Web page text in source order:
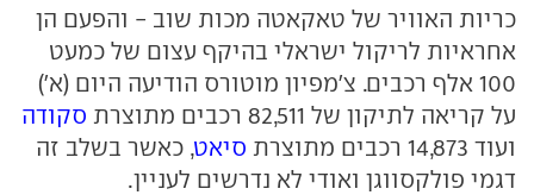
כריות האוויר של טאקאטה מכות שוב - והפעם הן
אחראיות לריקול ישראלי בהיקף עצום של כמעט
100 אלף רכבים. צ'מפיון מוטורס הודיעה היום (א')
על קריאה לתיקון של 82,511 רכבים מתוצרת
סקודה
ועוד 14,873 רכבים מתוצרת
סיאט, כאשר בשלב זה
דגמי פולקסווגן ואודי לא נדרשים לעניין.